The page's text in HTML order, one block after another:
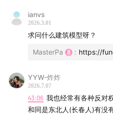
ianvs
2026.3.01
求问什么建筑模型呀？
MasterPa : https://
YYW-炸炸
2026.7.07
43:06 我也经常有各种反
和同是东北人(长春人)有没